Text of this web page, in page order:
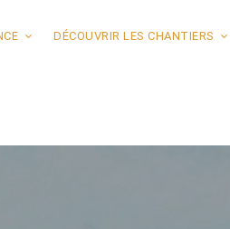
DÉCOUVRIR LES CHANTIERS